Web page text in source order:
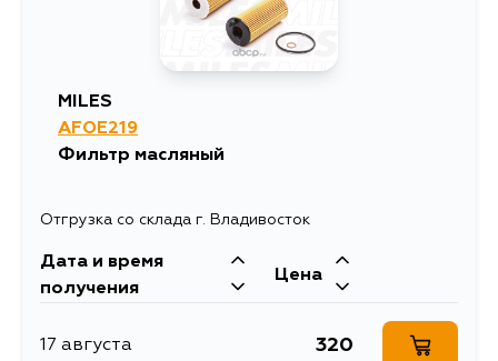
MILES
AFOE219
Фильтр масляный
Отгрузка со склада г. Владивосток
Дата и время
получения
Цена
17 августа 320